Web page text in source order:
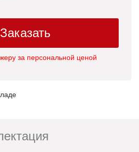
Заказать
за персональной ценой